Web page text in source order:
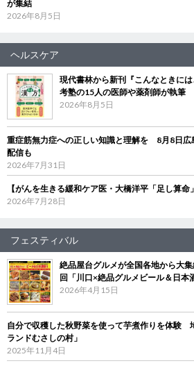
が集結
2026年8月5日
ヘルスケア
現代書林から新刊『こんなときに
考塾の15人の医師や薬剤師が執筆
2026年8月5日
重症筋無力症への正しい知識と理解を 8月8日広
配信も
2026年7月31日
【がんを生きる緩和ケア医・大橋洋平「足し算
2026年7月28日
フェスティバル
絶品屋台グルメが全国各地から大
回「川口×絶品グルメビール＆日本
2026年4月15日
自分で収穫した秋野菜を使って芋煮作りを体験
ランドむさしの村」
2025年11月4日